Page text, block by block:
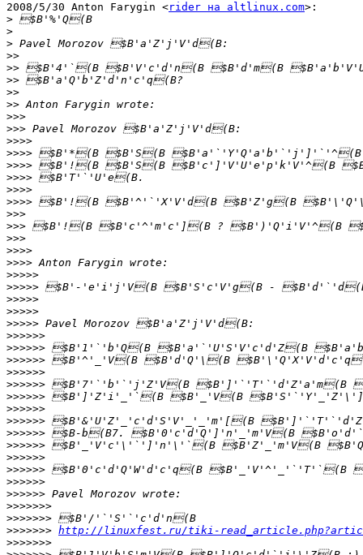
2008/5/30 Anton Farygin <rider на altlinux.com>:
>
>
>
>>
>>
>>
>>
>>
>>>
>>>
>>>>
>>>>
>>>>
>>>>
>>>>
>>>>
>>>
>>>
>>>
>>>>
>>>>
>>>>>
>>>>>
>>>>>
>>>>>
>>>>>
>>>>>>
>>>>>>
>>>>>>
>>>>>>
>>>>>>
>>>>>>
>>>>>>
>>>>>>
>>>>>>
>>>>>>
>>>>>>
>>>>>>
>>>>>>
>>>>>>
>>>>>>>
>>>>>>>
>>>>>>> http://linuxfest.ru/tiki-
>>>>>>>